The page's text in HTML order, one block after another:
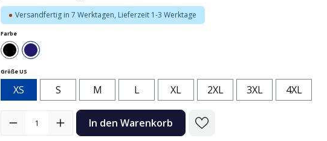
Versandfertig in 7 Werktagen, Lieferzeit 1-3 Werktage
Farbeauswählen
SchwarzDunkelblau
Größe US
XS S M L XL 2XL 3XL 4XL
Produkt Anzahl: Gib den gewünschten Wert ein oder benutze die
In den Warenkorb